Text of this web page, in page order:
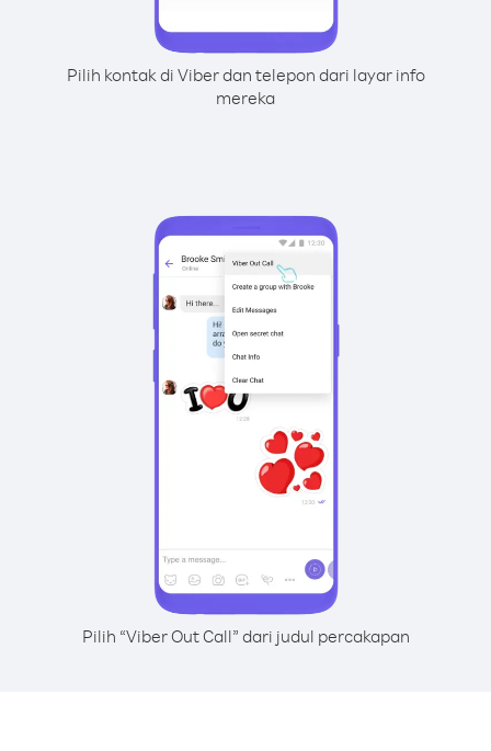
Pilih kontak di Viber dan telepon dari layar info
mereka
Pilih “Viber Out Call” dari judul percakapan